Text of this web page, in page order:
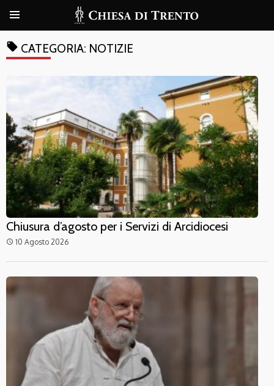
local_offer CATEGORIA: NOTIZIE
Chiusura d’agosto per i Servizi di Arcidiocesi
access_time 10 Agosto 2026